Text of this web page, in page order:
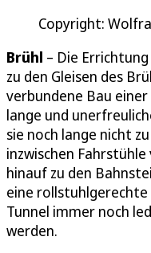
Copyright:
Brühl – Die
zu den Gleisen des
verbundene Bau
lange und
sie noch lange nicht
inzwischen
hinauf zu den
eine rollstuhlgerechte
Tunnel immer noch
werden.